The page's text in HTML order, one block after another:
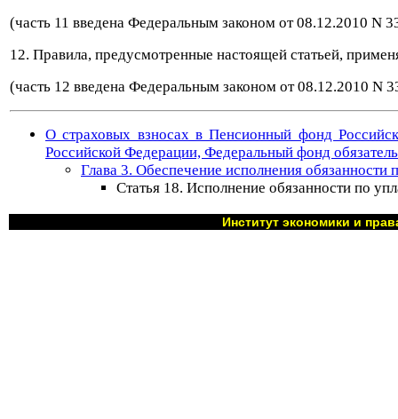
(часть 11 введена Федеральным законом от 08.12.2010 N
12. Правила, предусмотренные настоящей статьей,
(часть 12 введена Федеральным законом от 08.12.2010 N
О страховых взносах в Пенсионный фонд
Российской Федерации, Федеральный фонд
Глава 3. Обеспечение исполнения обязанности
Статья 18. Исполнение обязанности по
Институт экономики и